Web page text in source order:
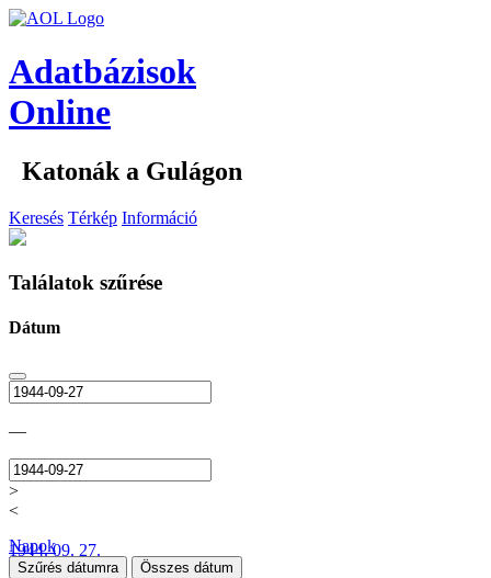
Adatbázisok
Online
Katonák a Gulágon
Keresés Térkép Információ
Találatok szűrése
Dátum
—
>
<
1944. 09. 27.
Napok
Szűrés dátumra Összes dátum